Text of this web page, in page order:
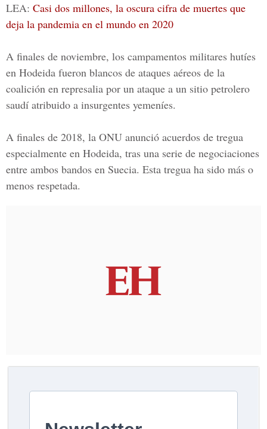
LEA: Casi dos millones, la oscura cifra de muertes que
deja la pandemia en el mundo en 2020
A finales de noviembre, los campamentos militares hutíes
en Hodeida fueron blancos de ataques aéreos de la
coalición en represalia por un ataque a un sitio petrolero
saudí atribuido a insurgentes yemeníes.
A finales de 2018, la ONU anunció acuerdos de tregua
especialmente en Hodeida, tras una serie de negociaciones
entre ambos bandos en Suecia. Esta tregua ha sido más o
menos respetada.